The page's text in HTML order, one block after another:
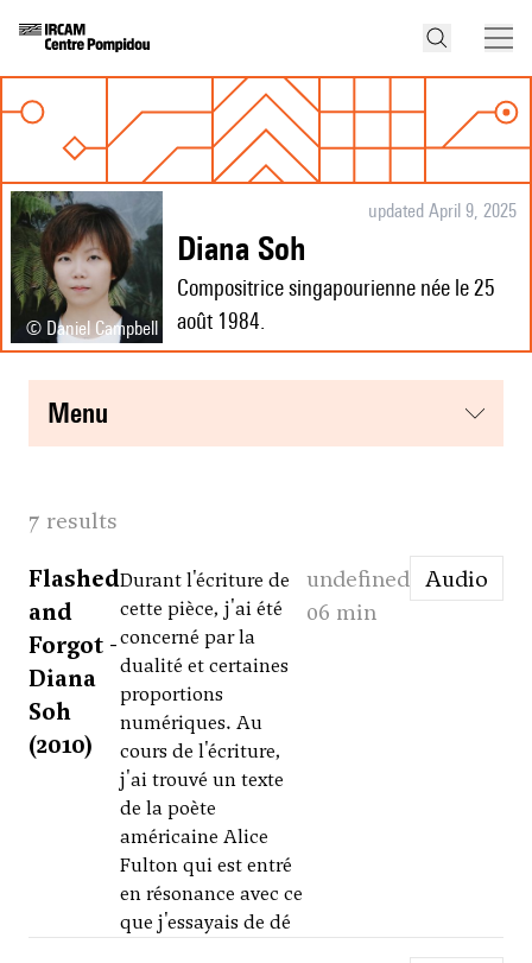
© Daniel Campbell
updated April 9, 2025
Diana Soh
Compositrice singapourienne née le 25
août 1984.
menu
7 results
Flashed
and
Forgot -
Diana
Soh
(2010)
Durant l'écriture de
cette pièce, j'ai été
concerné par la
dualité et certaines
proportions
numériques. Au
cours de l'écriture,
j'ai trouvé un texte
de la poète
américaine Alice
Fulton qui est entré
en résonance avec ce
que j'essayais de dé
undefined
06 min
Audio